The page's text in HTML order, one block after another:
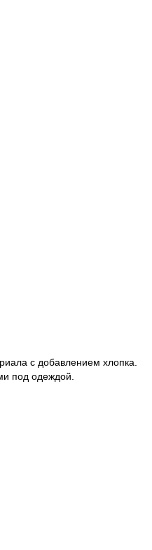
с добавлением хлопка.
под одеждой.